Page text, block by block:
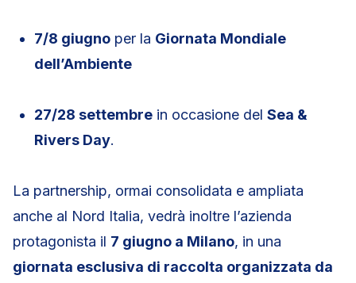
7/8 giugno per la Giornata Mondiale
dell’Ambiente
27/28 settembre in occasione del Sea &
Rivers Day.
La partnership, ormai consolidata e ampliata
anche al Nord Italia, vedrà inoltre l’azienda
protagonista il 7 giugno a Milano, in una
giornata esclusiva di raccolta organizzata da